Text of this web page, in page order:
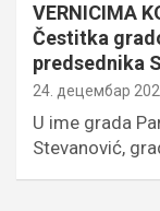
VERNICIMA
Čestitka
predsednika
24. децембар
U ime grada
Stevanović,